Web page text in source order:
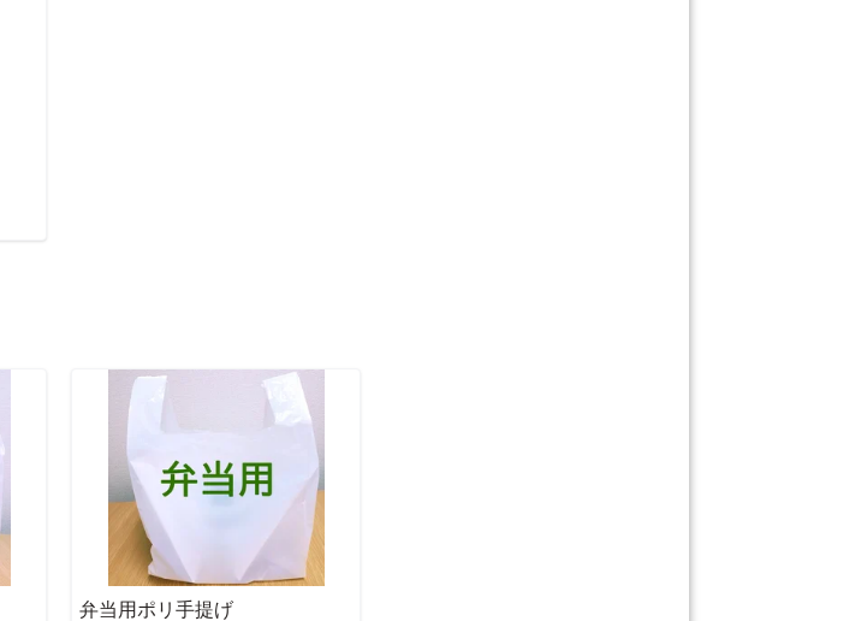
弁当用ポリ手提げ